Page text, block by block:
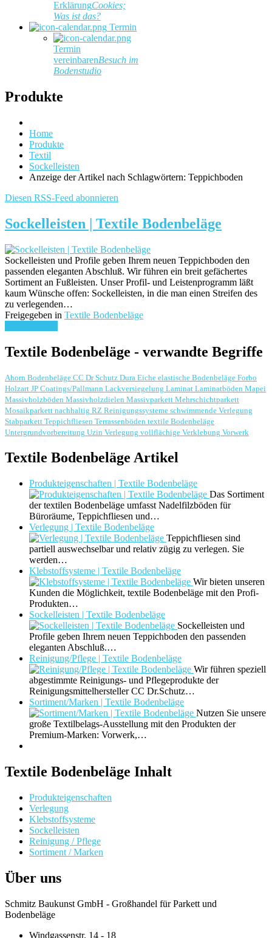
ErklärungCookies;
Was ist das?
Termin
Termin
vereinbarenBesuch im
Bodenstudio
Produkte
Home
Produkte
Textil
Sockelleisten
Anzeige der Artikel nach Schlagwörtern: Teppichboden
Diesen RSS-Feed abonnieren
Sockelleisten | Textile Bodenbeläge
Sockelleisten und Profile geben Ihrem neuen Teppichboden den
passenden eleganten Abschluß. Wir führen ein breit gefächertes
Sortiment an Fußleisten. Unser Profil- und Leistenprogramm läßt
kaum Wünsche offen: Sockelleisten, in die man einen Streifen des
zu verlegenden…
Freigegeben in Textile Bodenbeläge
Textile Bodenbeläge - verwandte Begriffe
Ahorn Bodenbeläge CC Dr Schutz Dura Eiche elastische Bodenbeläge Forbo
Holzart JP Coatings/Pallmann Lackversiegelung Laminat Laminatböden Mapei
Massivholzböden Massivholzdielen Massivparkett Mehrschichtparkett
Mosaikparkett nachhaltig RZ Reinigungssysteme schwimmende Verlegung
Stabparkett Teppichfliesen Terrassenböden textile Bodenbeläge
Untergrundvorbereitung Uzin Verlegung vollflächige Verklebung Vorwerk
Textile Bodenbeläge Artikel
Produkteigenschaften | Textile Bodenbeläge
Das Sortiment
der textilen Bodenbeläge umfasst Nadelfilzböden für
Büroräume, Teppichfliesen und…
Verlegung | Textile Bodenbeläge
Teppichfliesen sind
partiell auswechselbar und relativ zügig zu verlegen. Sie
werden…
Klebstoffsysteme | Textile Bodenbeläge
Wir bieten unseren
Kunden die Möglichkeit, textile Bodenbeläge mit den Profi-
Produkten…
Sockelleisten | Textile Bodenbeläge
Sockelleisten und
Profile geben Ihrem neuen Teppichboden den passenden
eleganten Abschluß.…
Reinigung/Pflege | Textile Bodenbeläge
Wir führen speziell
abgestimmte Reinigungs- und Pflegeprodukte der
Reinigungsmittelhersteller CC Dr.Schutz…
Sortiment/Marken | Textile Bodenbeläge
Nutzen Sie unsere
große Textilbelags-Ausstellung mit den Produkten der
Premium-Marken: Vorwerk,…
Textile Bodenbeläge Inhalt
Produkteigenschaften
Verlegung
Klebstoffsysteme
Sockelleisten
Reinigung / Pflege
Sortiment / Marken
Über uns
Schmitz Baukunst GmbH - Großhandel für Parkett und
Bodenbeläge
Windgassenstr. 14 - 18